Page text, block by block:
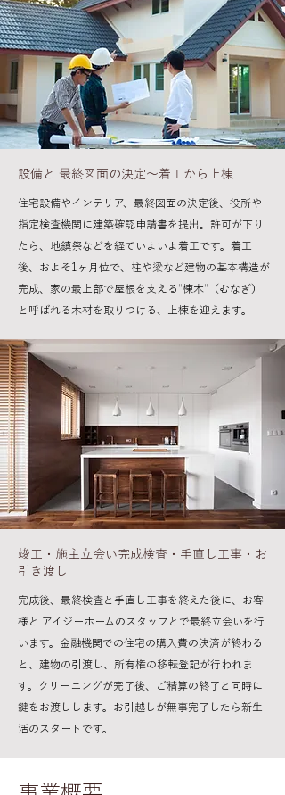
設備と 最終図面の決定〜着工から上棟
住宅設備やインテリア、最終図面の決定後、役所や
指定検査機関に建築確認申請書を提出。許可が下り
たら、地鎮祭などを経ていよいよ着工です。着工
後、およそ1ヶ月位で、柱や梁など建物の基本構造が
完成、家の最上部で屋根を支える“棟木“（むなぎ）
と呼ばれる木材を取りつける、上棟を迎えます。
竣工・施主立会い完成検査・手直し工事・お
引き渡し
完成後、最終検査と手直し工事を終えた後に、お客
様と アイジーホームのスタッフとで最終立会いを行
います。金融機関での住宅の購入費の決済が終わる
と、建物の引渡し、所有権の移転登記が行われま
す。クリーニングが完了後、ご精算の終了と同時に
鍵をお渡しします。お引越しが無事完了したら新生
活のスタートです。